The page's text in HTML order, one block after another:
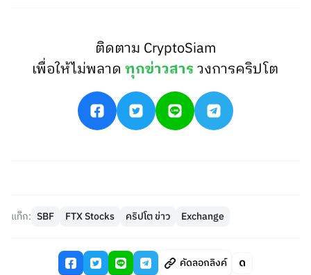
ติดตาม CryptoSiam
เพื่อให้ไม่พลาดทุกข่าวสารวงการคริปโต
แท็ก: SBF FTX Stocks คริปโต ข่าว Exchange
คัดลอกลิงค์